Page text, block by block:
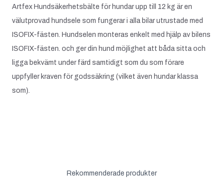
Artfex Hundsäkerhetsbälte för hundar upp till 12 kg är en
välutprovad hundsele som fungerar i alla bilar utrustade med
ISOFIX-fästen. Hundselen monteras enkelt med hjälp av bilens
ISOFIX-fästen. och ger din hund möjlighet att båda sitta och
ligga bekvämt under färd samtidigt som du som förare
uppfyller kraven för godssäkring (vilket även hundar klassa
som).
Rekommenderade produkter